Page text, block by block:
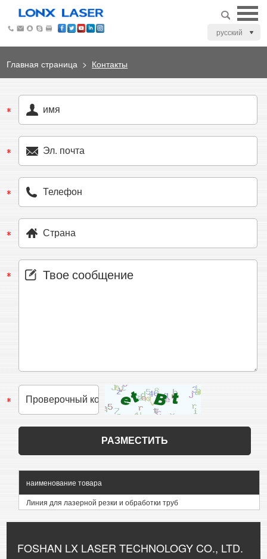
русский
Главная страница > Контакты
наименование товара
Линия для лазерной резки и обработки труб
FOSHAN LX LASER TECHNOLOGY CO., LTD.